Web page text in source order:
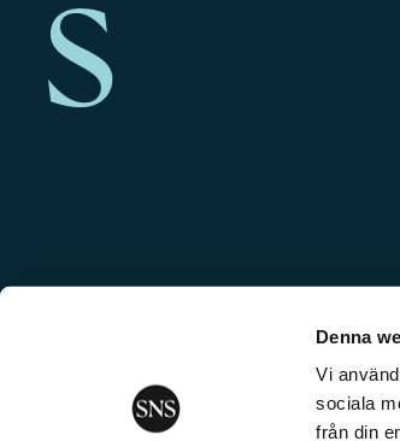
Denna
Vi
sociala
från din